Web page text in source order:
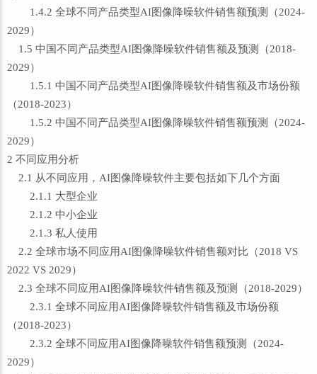
1.4.2 全球不同产品类型AI图像降噪软件销售额预测（2024-
2029）
1.5 中国不同产品类型AI图像降噪软件销售额及预测（2018-
2029）
1.5.1 中国不同产品类型AI图像降噪软件销售额及市场份额
（2018-2023）
1.5.2 中国不同产品类型AI图像降噪软件销售额预测（2024-
2029）
2 不同应用分析
2.1 从不同应用，AI图像降噪软件主要包括如下几个方面
2.1.1 大型企业
2.1.2 中小企业
2.1.3 私人使用
2.2 全球市场不同应用AI图像降噪软件销售额对比（2018 VS
2022 VS 2029）
2.3 全球不同应用AI图像降噪软件销售额及预测（2018-2029）
2.3.1 全球不同应用AI图像降噪软件销售额及市场份额
（2018-2023）
2.3.2 全球不同应用AI图像降噪软件销售额预测（2024-
2029）